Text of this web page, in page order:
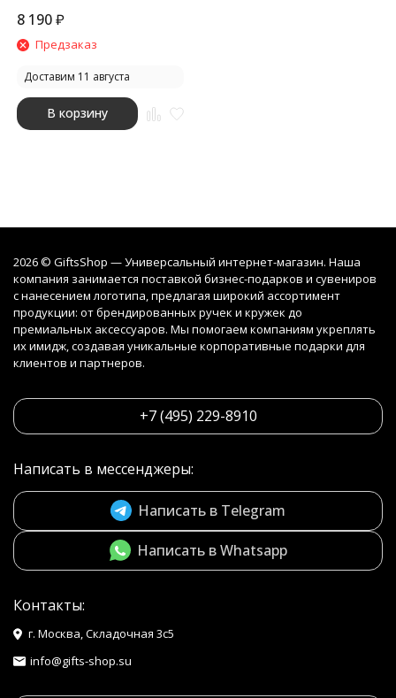
8 190₽
Предзаказ
Доставим 11 августа
В корзину
2026 © GiftsShop — Универсальный интернет-магазин. Наша
компания занимается поставкой бизнес-подарков и сувениров
с нанесением логотипа, предлагая широкий ассортимент
продукции: от брендированных ручек и кружек до
премиальных аксессуаров. Мы помогаем компаниям укреплять
их имидж, создавая уникальные корпоративные подарки для
клиентов и партнеров.
+7 (495) 229-8910
Написать в мессенджеры:
Написать в Telegram
Написать в Whatsapp
Контакты:
г. Москва, Складочная 3с5
info@gifts-shop.su